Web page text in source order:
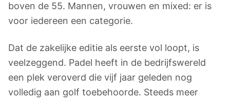
boven de 55. Mannen, vrouwen en mixed: er is
voor iedereen een categorie.
Dat de zakelijke editie als eerste vol loopt, is
veelzeggend. Padel heeft in de bedrijfswereld
een plek veroverd die vijf jaar geleden nog
volledig aan golf toebehoorde. Steeds meer